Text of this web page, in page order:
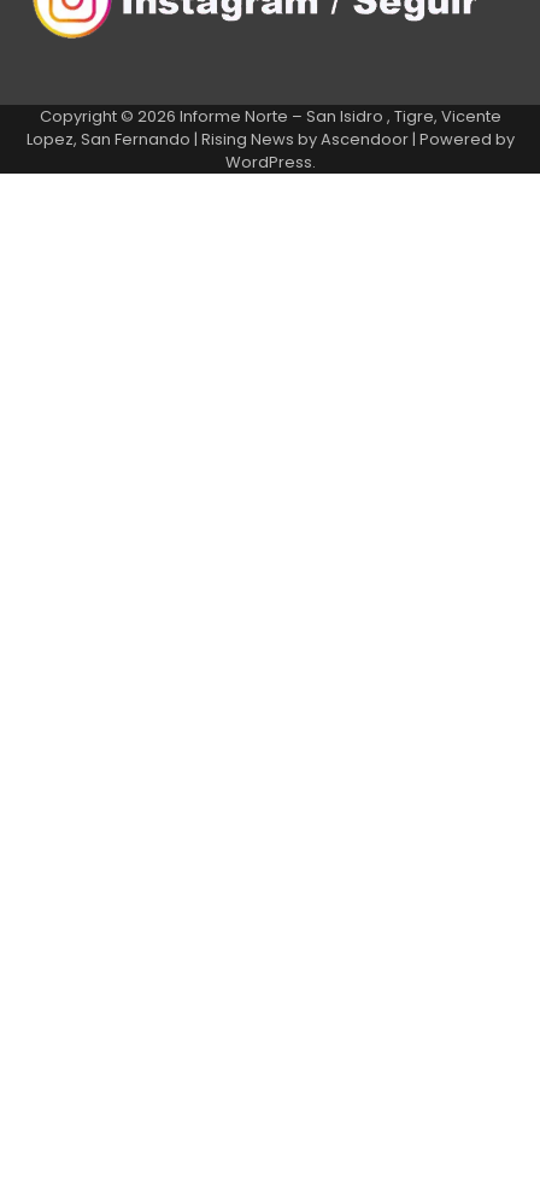
Copyright © 2026 Informe Norte – San Isidro , Tigre, Vicente
Lopez, San Fernando | Rising News byAscendoor| Powered by
WordPress.